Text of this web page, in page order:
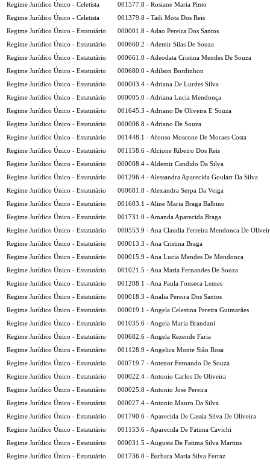
Regime Jurídico Único - Celetista
001577.8 - Rosiane Maria Pinto
Regime Jurídico Único - Celetista
001379.8 - Tadi Mota Dos Reis
Regime Jurídico Único - Estatutário
000001.8 - Adao Pereira Dos Santos
Regime Jurídico Único - Estatutário
000660.2 - Ademir Silas De Souza
Regime Jurídico Único - Estatutário
000661.0 - Adeodata Cristina Mendes De Souza
Regime Jurídico Único - Estatutário
000680.0 - Adilson Bordinhon
Regime Jurídico Único - Estatutário
000003.4 - Adriana De Lurdes Silva
Regime Jurídico Único - Estatutário
000005.0 - Adriana Lucia Mendonça
Regime Jurídico Único - Estatutário
001645.3 - Adriano De Oliveira E Souza
Regime Jurídico Único - Estatutário
000006.8 - Adriano De Souza
Regime Jurídico Único - Estatutário
001448.1 - Afonso Moscone De Moraes Costa
Regime Jurídico Único - Estatutário
001158.6 - Alcione Ribeiro Dos Reis
Regime Jurídico Único - Estatutário
000008.4 - Aldemir Candido Da Silva
Regime Jurídico Único - Estatutário
001296.4 - Alessandra Aparecida Goulart Da Silva
Regime Jurídico Único - Estatutário
000681.8 - Alexandra Serpa Da Veiga
Regime Jurídico Único - Estatutário
001603.1 - Aline Maria Braga Balbino
Regime Jurídico Único - Estatutário
001731.0 - Amanda Aparecida Braga
Regime Jurídico Único - Estatutário
000553.9 - Ana Claudia Ferreira Mendonca De
Regime Jurídico Único - Estatutário
000013.3 - Ana Cristina Braga
Regime Jurídico Único - Estatutário
000015.9 - Ana Lucia Mendes De Mendonca
Regime Jurídico Único - Estatutário
001021.5 - Ana Maria Fernandes De Souza
Regime Jurídico Único - Estatutário
001288.1 - Ana Paula Fonseca Lemes
Regime Jurídico Único - Estatutário
000018.3 - Analia Pereira Dos Santos
Regime Jurídico Único - Estatutário
000019.1 - Angela Celestina Pereira Guimarães
Regime Jurídico Único - Estatutário
001035.6 - Angela Maria Brandani
Regime Jurídico Único - Estatutário
000682.6 - Angela Rezende Faria
Regime Jurídico Único - Estatutário
001128.9 - Angelica Monte Sião Rosa
Regime Jurídico Único - Estatutário
000719.7 - Antenor Fernando De Souza
Regime Jurídico Único - Estatutário
000022.4 - Antonio Carlos De Oliveira
Regime Jurídico Único - Estatutário
000025.8 - Antonio Jose Pereira
Regime Jurídico Único - Estatutário
000027.4 - Antonio Mauro Da Silva
Regime Jurídico Único - Estatutário
001790.6 - Aparecida De Cassia Silva De Oliveira
Regime Jurídico Único - Estatutário
001153.6 - Aparecida De Fatima Cavichi
Regime Jurídico Único - Estatutário
000031.5 - Augusta De Fatima Silva Martins
Regime Jurídico Único - Estatutário
001736.0 - Barbara Maria Silva Ferraz